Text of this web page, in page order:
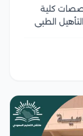
كلية
الطبي